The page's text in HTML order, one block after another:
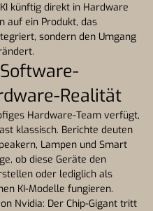
künftig direkt in Hardware
auf ein Produkt, das
sondern den Umgang
Realität
Hardware-Team verfügt,
klassisch. Berichte deuten
Lampen und Smart
ob diese Geräte den
oder lediglich als
KI-Modelle fungieren.
Nvidia: Der Chip-Gigant tritt